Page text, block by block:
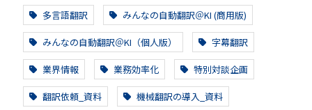
多言語翻訳 みんなの自動翻訳＠KI (商用版)
みんなの自動翻訳＠KI（個人版） 字幕翻訳
業界情報 業務効率化 特別対談企画
翻訳依頼_資料 機械翻訳の導入_資料